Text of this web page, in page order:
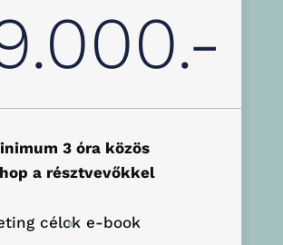
3 óra közös
a résztvevőkkel
céloke-book